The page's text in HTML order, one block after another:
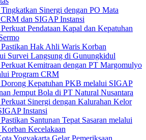
Sinergi dengan PO Mata
dan SIGAP Instansi
Pendataan Kapal dan Kepatuhan
Hak Ahli Waris Korban
Survei Langsung di Gunungkidul
Kemitraan dengan PT Margomulyo
Program CRM
Dorong Kepatuhan PKB melalui SIGAP
Jemput Bola di PT Natural Nusantara
Sinergi dengan Kalurahan Kelor
Instansi
Santunan Tepat Sasaran melalui
Kecelakaan
Yogyakarta Gelar Pemeriksaan